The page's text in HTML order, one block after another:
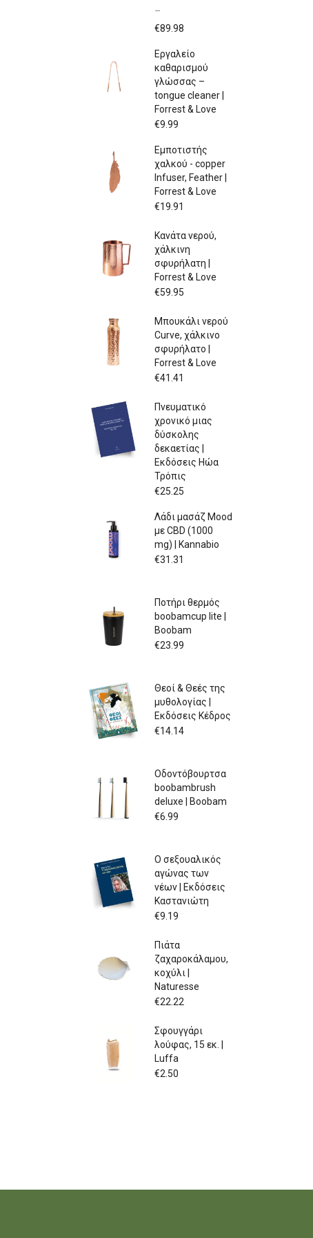
–
€89.98
Εργαλείο
καθαρισμού
γλώσσας –
tongue cleaner |
Forrest & Love
€9.99
Εμποτιστής
χαλκού - copper
Infuser, Feather |
Forrest & Love
€19.91
Κανάτα νερού,
χάλκινη
σφυρήλατη |
Forrest & Love
€59.95
Μπουκάλι νερού
Curve, χάλκινο
σφυρήλατο |
Forrest & Love
€41.41
Πνευματικό
χρονικό μιας
δύσκολης
δεκαετίας |
Εκδόσεις Ηώα
Τρόπις
€25.25
Λάδι μασάζ Mood
με CBD (1000
mg) | Kannabio
€31.31
Ποτήρι θερμός
boobamcup lite |
Boobam
€23.99
Θεοί & Θεές της
μυθολογίας |
Εκδόσεις Κέδρος
€14.14
Οδοντόβουρτσα
boobambrush
deluxe | Boobam
€6.99
Ο σεξουαλικός
αγώνας των
νέων | Εκδόσεις
Καστανιώτη
€9.19
Πιάτα
ζαχαροκάλαμου,
κοχύλι |
Naturesse
€22.22
Σφουγγάρι
λούφας, 15 εκ. |
Luffa
€2.50